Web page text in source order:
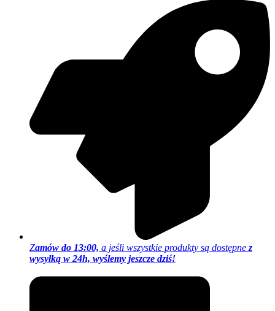
Zamów do 13:00, a jeśli wszystkie produkty są dostępne z
wysyłką w 24h, wyślemy jeszcze dziś!